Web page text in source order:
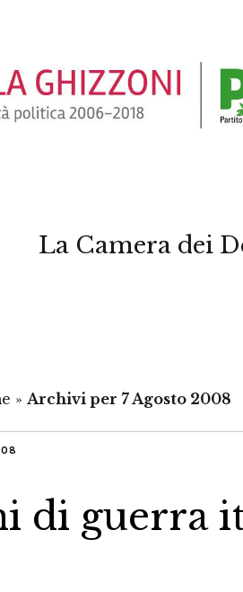
La Camera dei
» Archivi per 7 Agosto 2008
di guerra